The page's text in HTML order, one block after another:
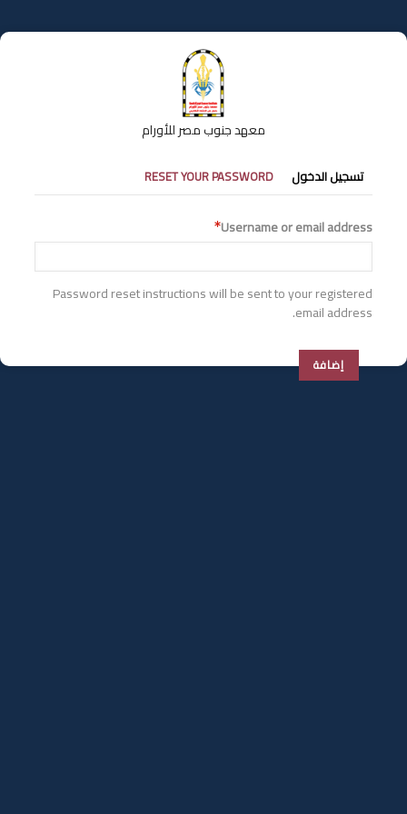
إلى
المحتوى
معهد جنوب مصر للأورام
التبويبات
الأساسية
تسجيل الدخول RESET YOUR PASSWORD
Username or email address
Password reset instructions will be sent to your registered
email address.